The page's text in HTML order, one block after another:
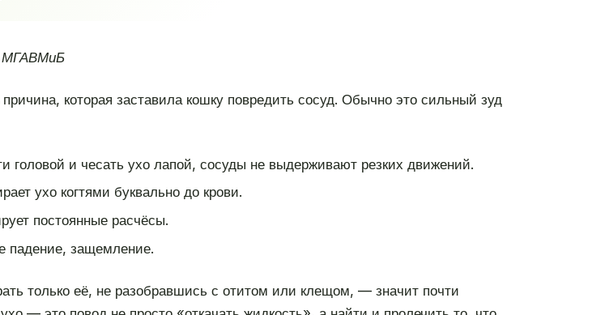
МГАВМиБ
которая заставила кошку повредить сосуд. Обычно это сильный зуд
головой и чесать ухо лапой, сосуды не выдерживают резких движений.
ухо когтями буквально до крови.
постоянные расчёсы.
падение, защемление.
только её, не разобравшись с отитом или клещом, — значит почти